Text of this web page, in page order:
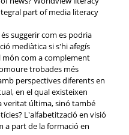
part of media literacy
suggerir com es podria
mediàtica si s'hi afegís
món com a complement
trobades més
perspectives diferents en
en el qual existeixen
veritat última, sinó també
L'alfabetització en visió
a part de la formació en